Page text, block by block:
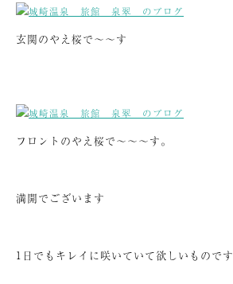
玄関のやえ桜で～～す
フロントのやえ桜で～～～す。
満開でございます
1日でもキレイに咲いていて欲しいものです